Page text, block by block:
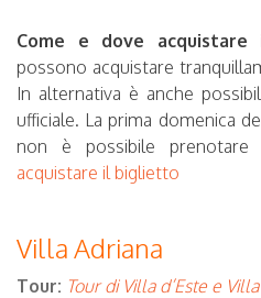
Come e dove
possono acquistare
In alternativa è anche
ufficiale. La prima domenica
non è possibile prenotare
acquistare il biglietto
Villa Adriana
Tour: Tour di Villa d’Este e